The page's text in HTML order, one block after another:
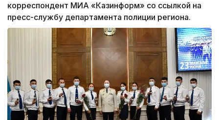
корреспондент МИА «Казинформ» со ссылкой на
пресс-службу департамента полиции региона.